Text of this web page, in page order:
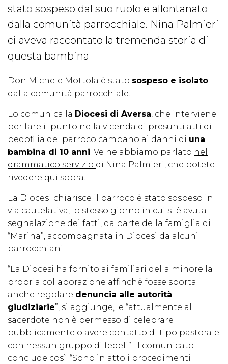
stato sospeso dal suo ruolo e allontanato
dalla comunità parrocchiale. Nina Palmieri
ci aveva raccontato la tremenda storia di
questa bambina
Don Michele Mottola è stato sospeso e isolato
dalla comunità parrocchiale.
Lo comunica la Diocesi di Aversa, che interviene
per fare il punto nella vicenda di presunti atti di
pedofilia del parroco campano ai danni di una
bambina di 10 anni. Ve ne abbiamo parlato nel
drammatico servizio di Nina Palmieri, che potete
rivedere qui sopra.
La Diocesi chiarisce il parroco è stato sospeso in
via cautelativa, lo stesso giorno in cui si è avuta
segnalazione dei fatti, da parte della famiglia di
“Marina”, accompagnata in Diocesi da alcuni
parrocchiani.
“La Diocesi ha fornito ai familiari della minore la
propria collaborazione affinché fosse sporta
anche regolare denuncia alle autorità
giudiziarie”, si aggiunge, e “attualmente al
sacerdote non è permesso di celebrare
pubblicamente o avere contatto di tipo pastorale
con nessun gruppo di fedeli”. Il comunicato
conclude così: “Sono in atto i procedimenti